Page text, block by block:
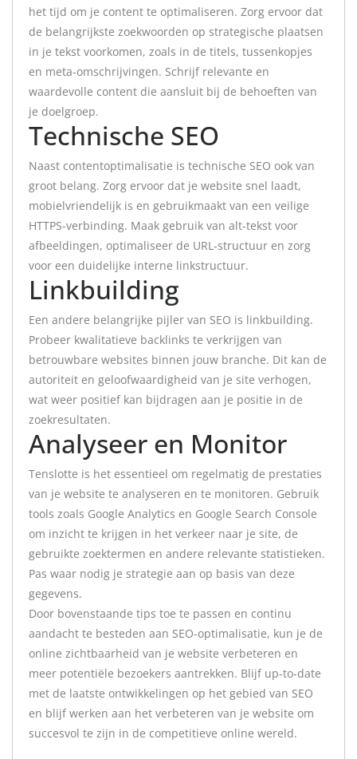
het tijd om je content te optimaliseren. Zorg ervoor dat
de belangrijkste zoekwoorden op strategische plaatsen
in je tekst voorkomen, zoals in de titels, tussenkopjes
en meta-omschrijvingen. Schrijf relevante en
waardevolle content die aansluit bij de behoeften van
je doelgroep.
Technische SEO
Naast contentoptimalisatie is technische SEO ook van
groot belang. Zorg ervoor dat je website snel laadt,
mobielvriendelijk is en gebruikmaakt van een veilige
HTTPS-verbinding. Maak gebruik van alt-tekst voor
afbeeldingen, optimaliseer de URL-structuur en zorg
voor een duidelijke interne linkstructuur.
Linkbuilding
Een andere belangrijke pijler van SEO is linkbuilding.
Probeer kwalitatieve backlinks te verkrijgen van
betrouwbare websites binnen jouw branche. Dit kan de
autoriteit en geloofwaardigheid van je site verhogen,
wat weer positief kan bijdragen aan je positie in de
zoekresultaten.
Analyseer en Monitor
Tenslotte is het essentieel om regelmatig de prestaties
van je website te analyseren en te monitoren. Gebruik
tools zoals Google Analytics en Google Search Console
om inzicht te krijgen in het verkeer naar je site, de
gebruikte zoektermen en andere relevante statistieken.
Pas waar nodig je strategie aan op basis van deze
gegevens.
Door bovenstaande tips toe te passen en continu
aandacht te besteden aan SEO-optimalisatie, kun je de
online zichtbaarheid van je website verbeteren en
meer potentiële bezoekers aantrekken. Blijf up-to-date
met de laatste ontwikkelingen op het gebied van SEO
en blijf werken aan het verbeteren van je website om
succesvol te zijn in de competitieve online wereld.